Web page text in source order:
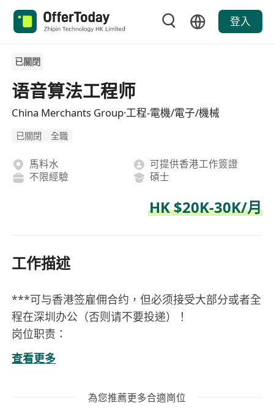
登入
已關閉
语音算法工程师
China Merchants Group·工程-電機/電子/機械
已關閉 全職
馬料水
可提供香港工作簽證
不限經驗
碩士
HK $20K-30K/月
工作描述
***可与香港签雇佣合约，但必须接受大部分或者全
程在深圳办公（否则请不要投递）！
岗位职责：
1.研究语音声源分离、ASR，研发音频处理、多说话
人识别、高精度语音识别模块，实现高质量低延时
2.研究高质量TTS和受控语音合成，训练TTS模型，
查看更多
為您推薦更多合適崗位